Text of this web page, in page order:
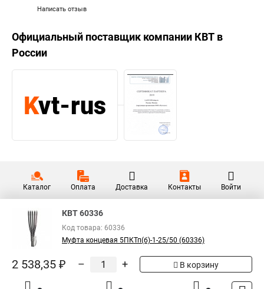
Написать отзыв
Официальный поставщик компании КВТ в
России
Каталог Оплата Доставка Контакты Войти
КВТ 60336
Код товара: 60336
Муфта концевая 5ПКТп(б)-1-25/50 (60336)
2 538,35 ₽ – + В корзину